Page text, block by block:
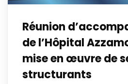
Réunion
de l’Hôpital
mise en œuvre de
structurants